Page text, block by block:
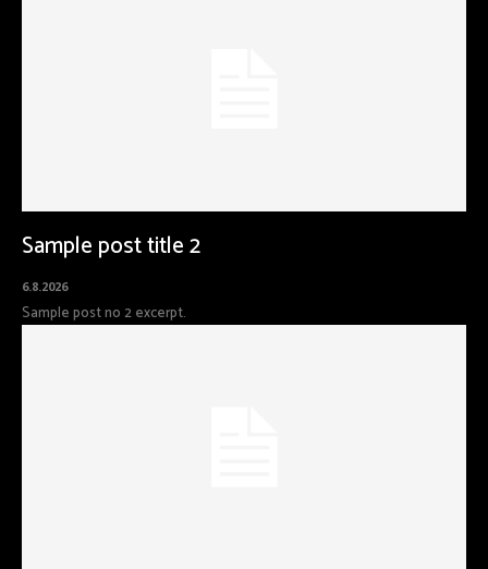
Sample post title 2
6.8.2026
Sample post no 2 excerpt.